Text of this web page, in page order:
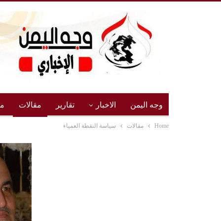
وجه اليمن الاخبار تقارير مقالات
Home مقالات سياسة النقطة العمياء